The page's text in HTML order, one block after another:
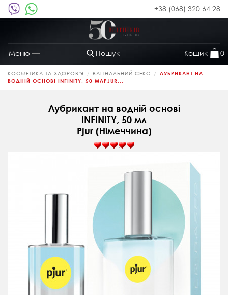
+38 (068) 320 64 28
Пошук Кошик 0
Меню
Toggle
navigation
КОСМЕТИКА ТА ЗДОРОВ'Я ВАГІНАЛЬНИЙ СЕКС
ЛУБРИКАНТ НА
ВОДНІЙ ОСНОВІ INFINITY, 50 МЛPJUR...
Лубрикант на водній основі
INFINITY, 50 мл
Pjur (Німеччина)